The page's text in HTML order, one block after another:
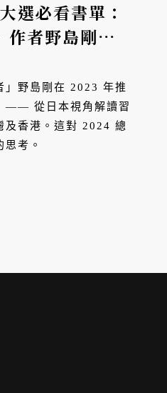
選必看書單：
作者野島剛——
他的使命！
」野島剛在 2023 年推
—— 從日本視角解讀習
及香港。這對 2024 總
考。